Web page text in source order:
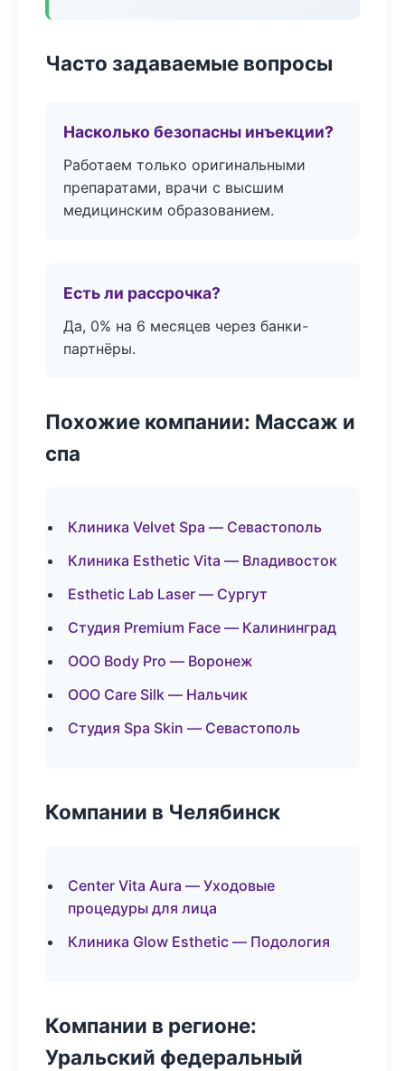
Часто задаваемые вопросы
Насколько безопасны инъекции?
Работаем только оригинальными
препаратами, врачи с высшим
медицинским образованием.
Есть ли рассрочка?
Да, 0% на 6 месяцев через банки-
партнёры.
Похожие компании: Массаж и
спа
Клиника Velvet Spa — Севастополь
Клиника Esthetic Vita — Владивосток
Esthetic Lab Laser — Сургут
Студия Premium Face — Калининград
ООО Body Pro — Воронеж
ООО Care Silk — Нальчик
Студия Spa Skin — Севастополь
Компании в Челябинск
Center Vita Aura — Уходовые
процедуры для лица
Клиника Glow Esthetic — Подология
Компании в регионе:
Уральский федеральный